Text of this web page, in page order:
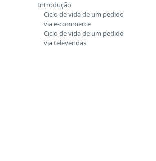
Introdução
Ciclo de vida de um pedido
via e-commerce
Ciclo de vida de um pedido
via televendas